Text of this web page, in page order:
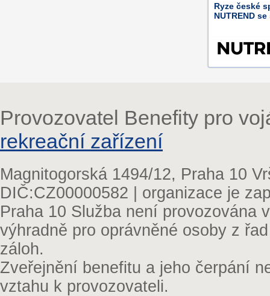
Ryze české
NUTREND
Provozovatel Benefity pro
rekreační zařízení
Magnitogorská 1494/12, Praha 10
DIČ:CZ00000582 | organizace je
Praha 10 Služba není provozována
výhradně pro oprávněné osoby z
záloh.
Zveřejnění benefitu a jeho čerpání
vztahu k provozovateli.